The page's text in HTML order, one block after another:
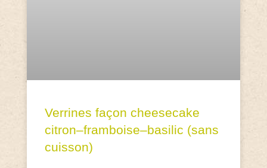
Verrines façon cheesecake
citron–framboise–basilic (sans
cuisson)